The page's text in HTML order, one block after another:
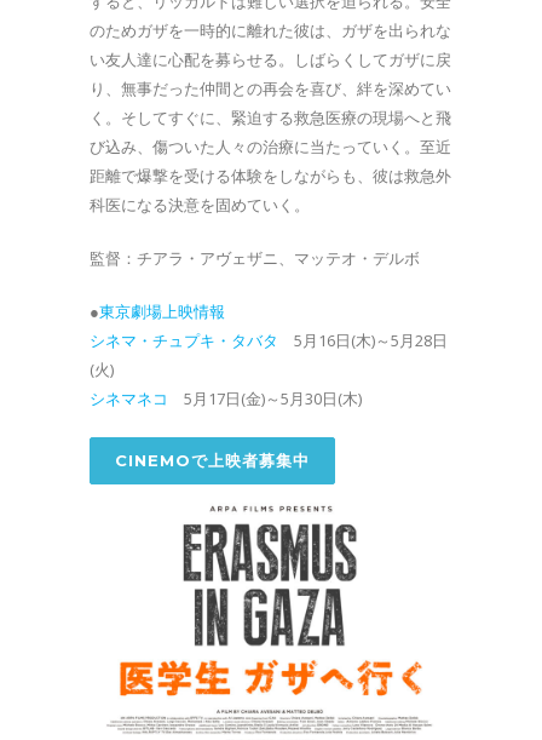
のためガザを一時的に離れた彼は、ガザを出られな
い友人達に心配を募らせる。しばらくしてガザに戻
り、無事だった仲間との再会を喜び、絆を深めてい
く。そしてすぐに、緊迫する救急医療の現場へと飛
び込み、傷ついた人々の治療に当たっていく。至近
距離で爆撃を受ける体験をしながらも、彼は救急外
科医になる決意を固めていく。
監督：チアラ・アヴェザニ、マッテオ・デルボ
●東京劇場上映情報
シネマ・チュプキ・タバタ
5月16日(木)～5月28日
(火)
シネマネコ
5月17日(金)～5月30日(木)
CINEMOで上映者募集中